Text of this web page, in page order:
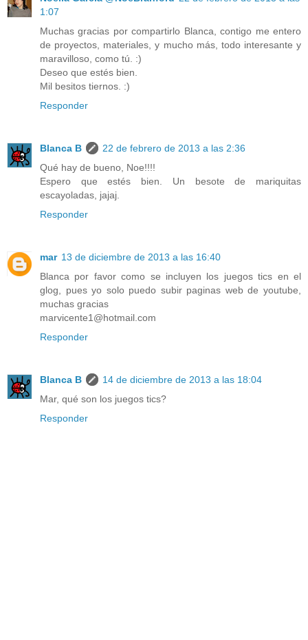
1:07
Muchas gracias por compartirlo Blanca, contigo me entero
de proyectos, materiales, y mucho más, todo interesante y
maravilloso, como tú. :)
Deseo que estés bien.
Mil besitos tiernos. :)
Responder
Blanca B
22 de febrero de 2013 a las 2:36
Qué hay de bueno, Noe!!!!
Espero que estés bien. Un besote de mariquitas
escayoladas, jajaj.
Responder
mar 13 de diciembre de 2013 a las 16:40
Blanca por favor como se incluyen los juegos tics en el
glog, pues yo solo puedo subir paginas web de youtube,
muchas gracias
marvicente1@hotmail.com
Responder
Blanca B
14 de diciembre de 2013 a las 18:04
Mar, qué son los juegos tics?
Responder